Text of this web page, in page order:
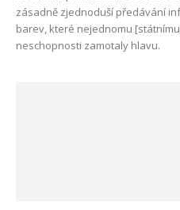
zásadně zjednoduší předávání
barev, které nejednomu
neschopnosti zamotaly hlavu.